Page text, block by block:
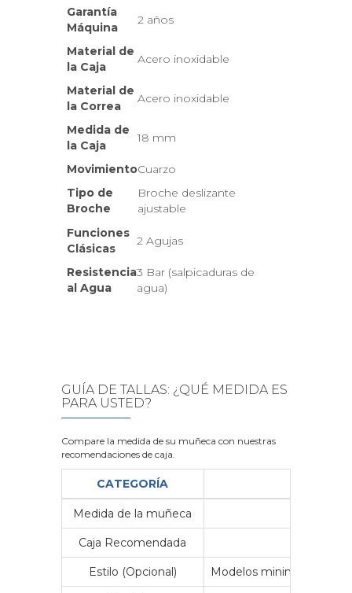
Garantía
Máquina
2 años
Material de
la Caja
Acero inoxidable
Material de
la Correa
Acero inoxidable
Medida de
la Caja
18 mm
MovimientoCuarzo
Tipo de
Broche
Broche deslizante
ajustable
Funciones
Clásicas
2 Agujas
Resistencia
al Agua
3 Bar (salpicaduras de
agua)
GUÍA DE TALLAS: ¿QUÉ MEDIDA ES
PARA USTED?
Compare la medida de su muñeca con nuestras
recomendaciones de caja.
CATEGORÍA
Medida de la muñeca
Caja Recomendada
Estilo (Opcional) Modelos minimalistas y